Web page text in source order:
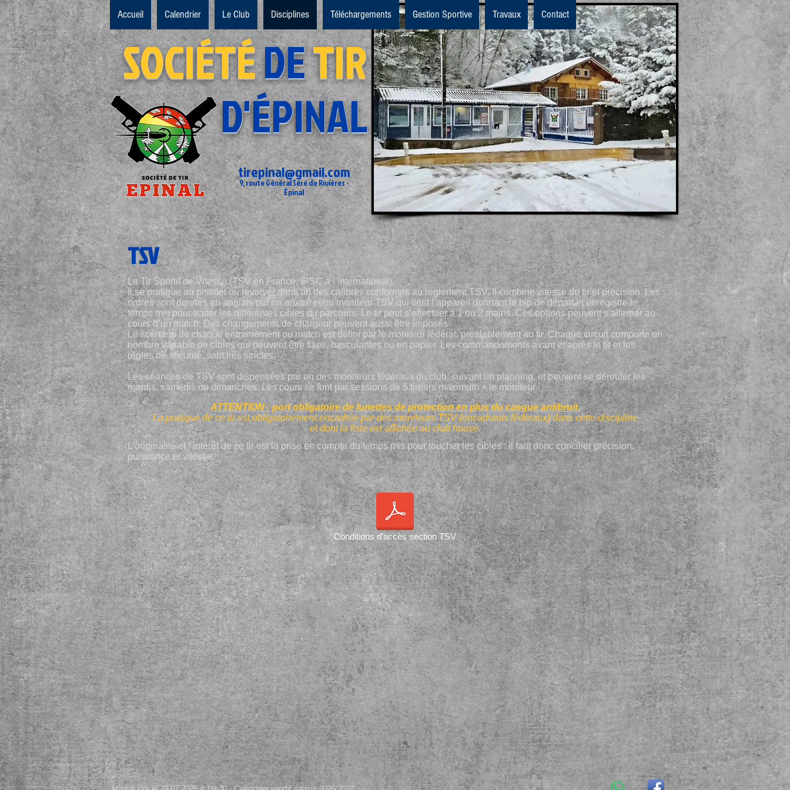
D'ÉPINAL
SOCIÉTÉDETIR
Accueil Calendrier Le Club Disciplines Téléchargements Gestion Sportive Travaux Contact
tirepinal@gmail.com
9, route Général Séré de Rivières -
Épinal
TSV
Le Tir Sportif de Vitesse (TSV en France, IPSC à l’international).
Il se pratique au pistolet ou revolver dans un des calibres conformes au règlement TSV. Il combine vitesse du tir et précision. Les
ordres sont donnés en anglais par un arbitre et/ou moniteur TSV qui tient l’appareil donnant le bip de départ et enregistre le
temps mis pour traiter les différentes cibles du parcours. Le tir peut s’effectuer à 1 ou 2 mains. Ces options peuvent s’alterner au
cours d’un match. Des changements de chargeur peuvent aussi être imposés.
Le scénario de chaque entrainement ou match est défini par le moniteur fédéral, préalablement au tir. Chaque circuit comporte un
nombre variable de cibles qui peuvent être fixes, basculantes ou en papier. Les commandements avant et après le tir et les
règles de sécurité, sont très strictes.
Les séances de TSV sont dispensées par un des moniteurs fédéraux du club, suivant un planning, et peuvent se dérouler les
mardis, samedis ou dimanches. Les cours se font par sessions de 5 tireurs maximum + le moniteur.
ATTENTION : port obligatoire de lunettes de protection en plus du casque antibruit.
La pratique de ce tir est obligatoirement encadrée par des moniteurs TSV (encadrants fédéraux) dans cette discipline
et dont la liste est affichée au club house.
L'originalité et l’intérêt de ce tir est la prise en compte du temps mis pour toucher les cibles : il faut donc concilier précision,
puissance et vitesse.
Conditions d'accès section TSV